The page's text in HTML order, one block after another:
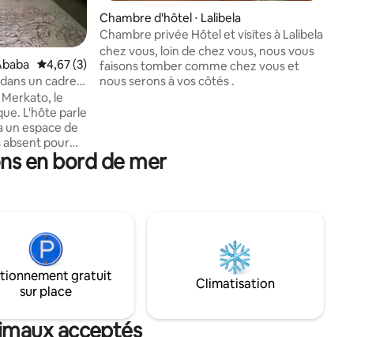
Évaluation moyenne sur la base de 3 commentaires : 4,67 sur 5
4,67 (3)
un cadre
le
L'hôte parle
un espace de
absent pour
Vous
Chambre d'hôtel ⋅ Lalibela
Chambre privée Hôtel et visites à Lalibela
chez vous, loin de chez vous, nous vous
faisons tomber comme chez vous et
nous serons à vos côtés .
en bord de mer
gratuit
sur place
Climatisation
acceptés